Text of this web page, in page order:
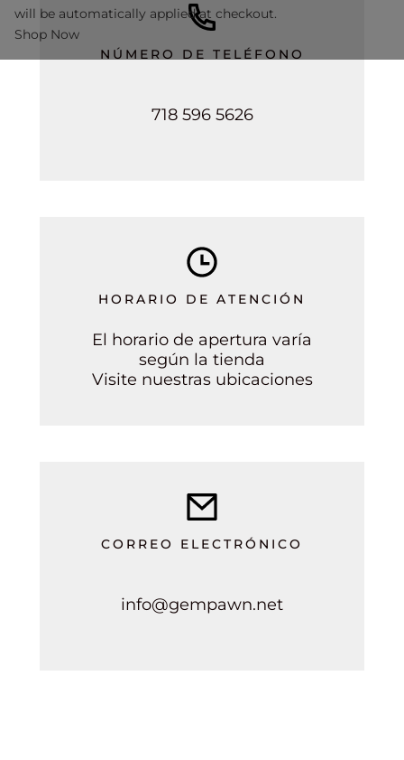
NÚMERO DE TELÉFONO
718 596 5626
HORARIO DE ATENCIÓN
El horario de apertura varía
según la tienda
Visite nuestras ubicaciones
CORREO ELECTRÓNICO
info@gempawn.net
will be automatically applied at checkout.
Shop Now